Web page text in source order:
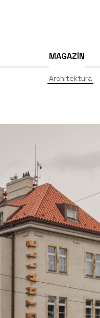
MAGAZÍN
Architektura